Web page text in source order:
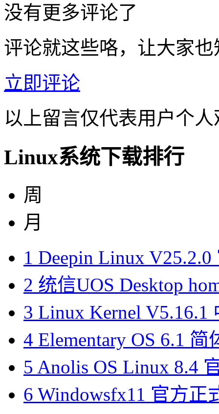
没有更多评论了
评论就这些咯，让大家
立即评论
以上留言仅代表用户个
Linux系统下载排行
周
月
1 Deepin Linux
2 统信UOS Desktop
3 Linux Kernel V5.16.1
4 Elementary OS 6.1
5 Anolis OS Linux 8.4
6 Windowsfx11 官方正